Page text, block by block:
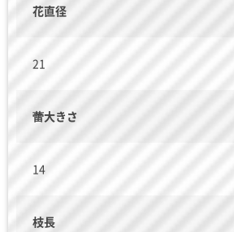
花直径
21
蕾大きさ
14
枝長